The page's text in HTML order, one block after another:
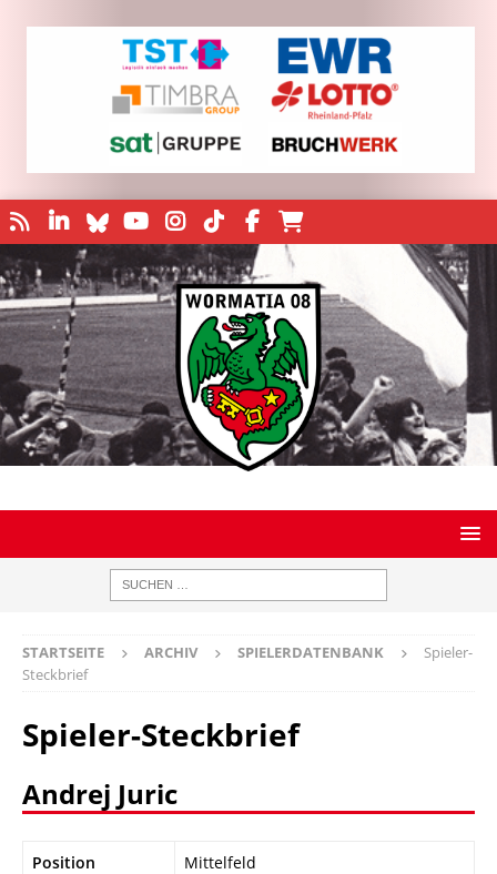
STARTSEITE ARCHIV SPIELERDATENBANK
Spieler-
Steckbrief
Spieler-Steckbrief
Andrej Juric
Position Mittelfeld